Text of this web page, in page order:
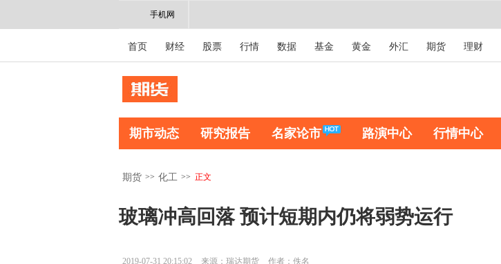
手机网
首页 财经 股票 行情 数据 基金 黄金 外汇 期货 理财
期市动态 研究报告 名家论市 路演中心 行情中心
期货 >> 化工 >> 正文
玻璃冲高回落 预计短期内仍将弱势运行
2019-07-31 20:15:02 来源：瑞达期货 作者：佚名